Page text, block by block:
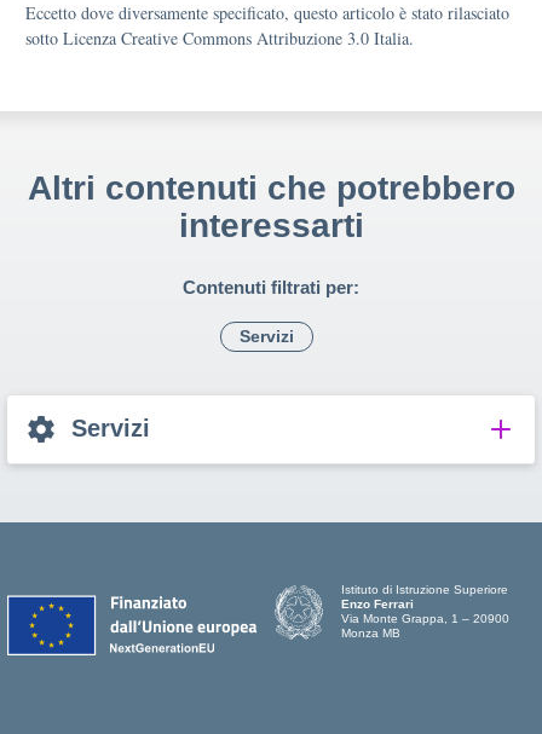
Eccetto dove diversamente specificato, questo articolo è stato rilasciato
sotto Licenza Creative Commons Attribuzione 3.0 Italia.
Altri contenuti che potrebbero
interessarti
Contenuti filtrati per:
Servizi
Servizi
Istituto di Istruzione Superiore
Enzo Ferrari
Via Monte Grappa, 1 – 20900
Monza MB